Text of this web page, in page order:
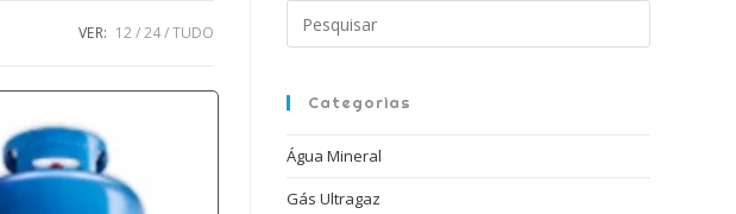
VER: 12 24 TUDO
a
Categorias
Água Mineral
Gás Ultragaz